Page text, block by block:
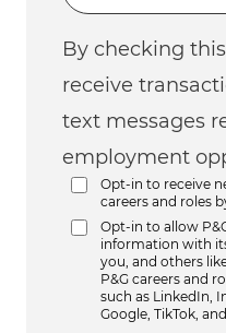
By checking
receive
text messages
employment
Opt-in to receive
careers and roles
Opt-in to allow
information with
you, and others
P&G careers and
such as LinkedIn,
Google, TikTok,